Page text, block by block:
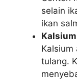
selain
ikan
Kalsium
Kalsium
tulang.